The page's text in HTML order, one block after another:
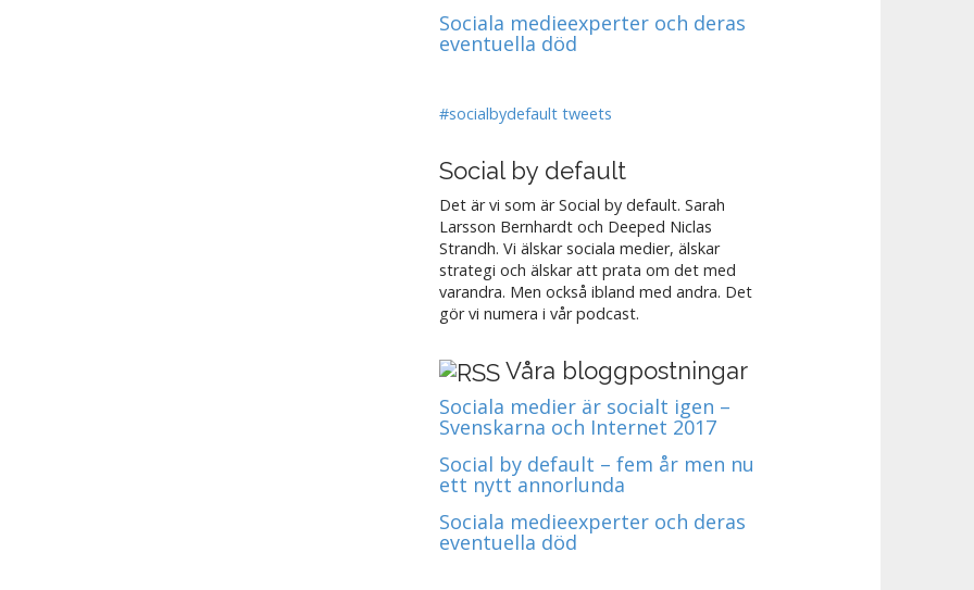
Sociala medieexperter och deras
eventuella död
#socialbydefault tweets
Social by default
Det är vi som är Social by default. Sarah
Larsson Bernhardt och Deeped Niclas
Strandh. Vi älskar sociala medier, älskar
strategi och älskar att prata om det med
varandra. Men också ibland med andra. Det
gör vi numera i vår podcast.
Våra bloggpostningar
Sociala medier är socialt igen –
Svenskarna och Internet 2017
Social by default – fem år men nu
ett nytt annorlunda
Sociala medieexperter och deras
eventuella död